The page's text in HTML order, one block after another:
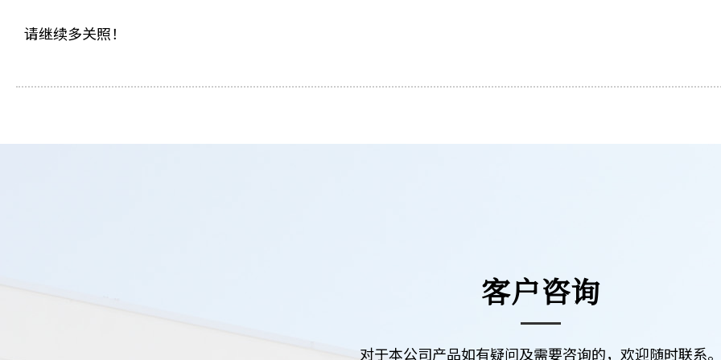
请继续多关照！
客户咨询
对于本公司产品如有疑问及需要咨询的，欢迎随时联系。